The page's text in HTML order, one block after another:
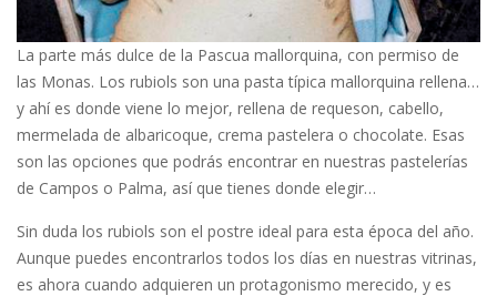
La parte más dulce de la Pascua mallorquina, con permiso de
las Monas. Los rubiols son una pasta típica mallorquina rellena…
y ahí es donde viene lo mejor, rellena de requeson, cabello,
mermelada de albaricoque, crema pastelera o chocolate. Esas
son las opciones que podrás encontrar en nuestras pastelerías
de Campos o Palma, así que tienes donde elegir…
Sin duda los rubiols son el postre ideal para esta época del año.
Aunque puedes encontrarlos todos los días en nuestras vitrinas,
es ahora cuando adquieren un protagonismo merecido, y es